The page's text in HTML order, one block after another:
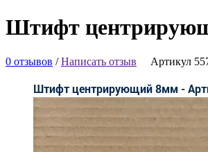
Штифт
0 отзывов /Написать отзыв Артикул